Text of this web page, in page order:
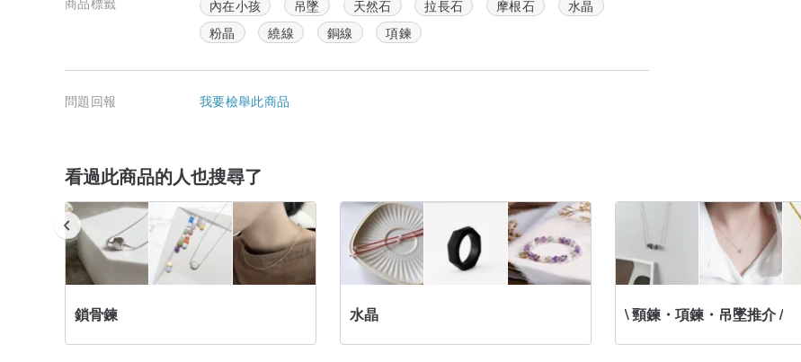
內在小孩 吊墜 天然石 拉長石 摩根石
水晶
粉晶
繞線 銅線 項鍊
問題回報 我要檢舉此商品
看過此商品的人也搜尋了
鎖骨鍊 水晶 \ 頸鍊・項鍊・吊墜推介 /